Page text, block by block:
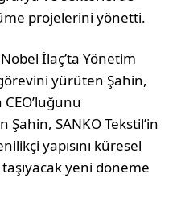
projelerini yönetti.
İlaç’ta Yönetim
yürüten Şahin,
SANKO Tekstil’in
yapısını küresel
yeni döneme